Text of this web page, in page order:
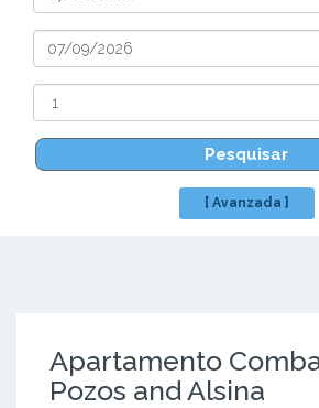
Pesquisar
[ Avanzada ]
Apartamento
Pozos and Alsina